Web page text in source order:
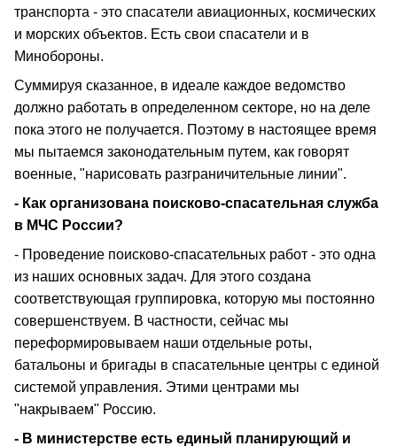
транспорта - это спасатели авиационных, космических
и морских объектов. Есть свои спасатели и в
Минобороны.
Суммируя сказанное, в идеале каждое ведомство
должно работать в определенном секторе, но на деле
пока этого не получается. Поэтому в настоящее время
мы пытаемся законодательным путем, как говорят
военные, "нарисовать разграничительные линии".
- Как организована поисково-спасательная служба
в МЧС России?
- Проведение поисково-спасательных работ - это одна
из наших основных задач. Для этого создана
соответствующая группировка, которую мы постоянно
совершенствуем. В частности, сейчас мы
переформировываем наши отдельные роты,
батальоны и бригады в спасательные центры с единой
системой управления. Этими центрами мы
"накрываем" Россию.
- В министерстве есть единый планирующий и